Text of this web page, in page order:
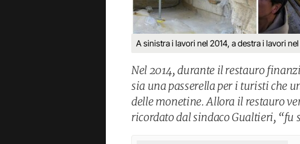
A sinistra i lavori nel 2014, a destra i lavori
Nel 2014, durante il restauro
sia una passerella per i turisti che
delle monetine. Allora il restauro
ricordato dal sindaco Gualtieri, “fu